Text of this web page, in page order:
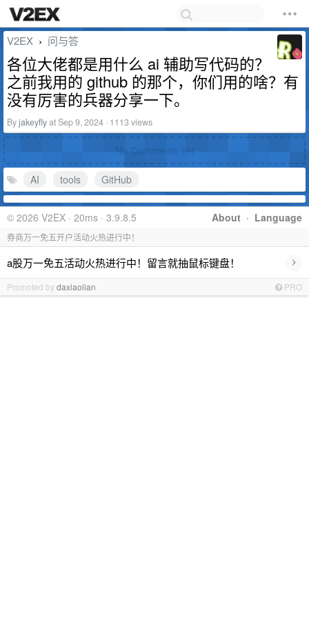
V2EX › 问与答
各位大佬都是用什么 ai 辅助写代码的？
之前我用的 github 的那个，你们用的啥？有
没有厉害的兵器分享一下。
Byjakeyflyat Sep 9, 2024 · 1113 views
No Comments Yet
AI tools GitHub
About · Language
© 2026 V2EX · 20ms · 3.9.8.5
券商万一免五开户活动火热进行中！
a股万一免五活动火热进行中！留言就抽鼠标键盘！ ›
Promoted bydaxiaolian PRO